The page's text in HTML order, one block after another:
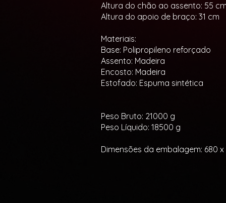
Altura do chão ao assento: 55
Altura do apoio de braço: 31 cm
Materiais:
Base: Polipropileno reforçado
Assento: Madeira
Encosto: Madeira
Estofado: Espuma sintética
Peso Bruto: 21000 g
Peso Líquido: 18500 g
Dimensões da embalagem: 680